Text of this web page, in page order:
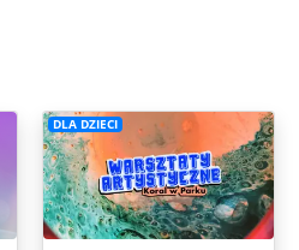
DLA DZIECI